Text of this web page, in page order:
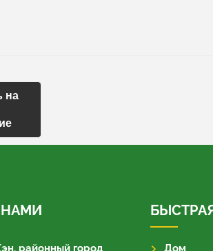
на
НАМИ
районный город Дом